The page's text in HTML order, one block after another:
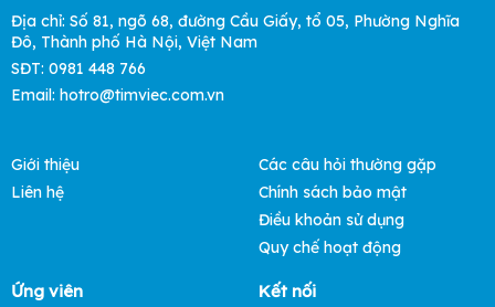
Địa chỉ: Số 81, ngõ 68, đường Cầu Giấy, tổ 05, Phường Nghĩa
Đô, Thành phố Hà Nội, Việt Nam
SĐT: 0981 448 766
Email: hotro@timviec.com.vn
Giới thiệu
Liên hệ
Các câu hỏi thường gặp
Chính sách bảo mật
Điều khoản sử dụng
Quy chế hoạt động
Ứng viên Kết nối